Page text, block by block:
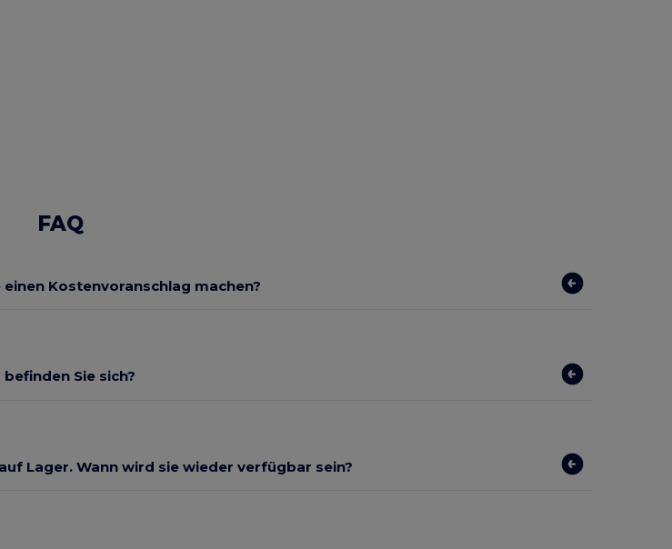
FAQ
Kostenvoranschlag machen?
befinden Sie sich?
Lager. Wann wird sie wieder verfügbar sein?